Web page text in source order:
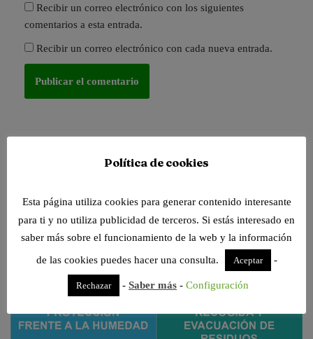
Recibir un correo electrónico con los siguientes
comentarios a esta entrada.
Recibir un correo electrónico con cada nueva entrada.
Política de cookies
Esta página utiliza cookies para generar contenido interesante
para ti y no utiliza publicidad de terceros. Si estás interesado en
saber más sobre el funcionamiento de la web y la información
de las cookies puedes hacer una consulta.
Aceptar -
Rechazar - Saber más - Configuración